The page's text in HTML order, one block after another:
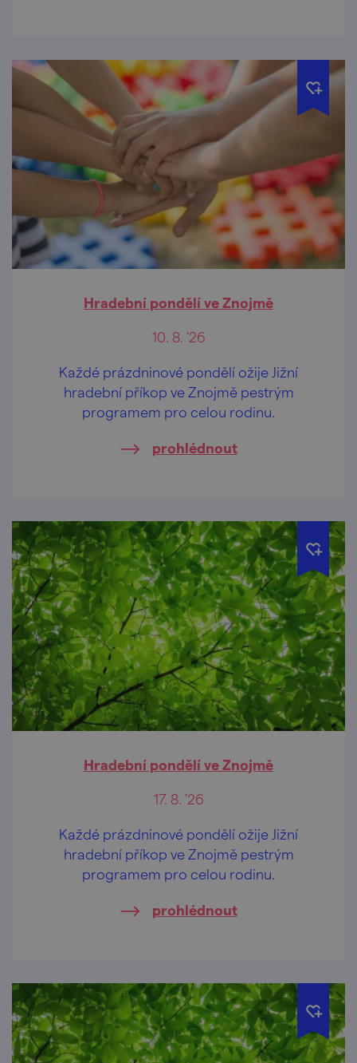
Hradební pondělí ve Znojmě
10. 8. '26
Každé prázdninové pondělí ožije Jižní
hradební příkop ve Znojmě pestrým
programem pro celou rodinu.
prohlédnout
Hradební pondělí ve Znojmě
17. 8. '26
Každé prázdninové pondělí ožije Jižní
hradební příkop ve Znojmě pestrým
programem pro celou rodinu.
prohlédnout